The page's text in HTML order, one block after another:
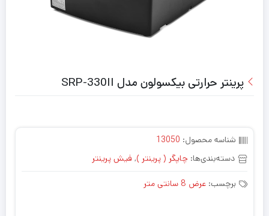
پرینتر حرارتی بیکسولون مدل SRP-330II
شناسه محصول: 13050
دسته‌بندی‌ها: چاپگر ( پرینتر ), فیش پرینتر
برچسب: عرض 8 سانتی متر